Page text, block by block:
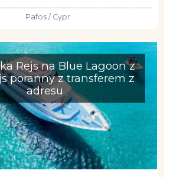
Pafos / Cypr
Rejs na Blue Lagoon z
poranny z transferem z
adresu